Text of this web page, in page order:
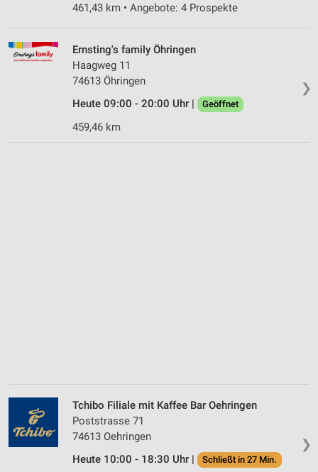
461,43 km • Angebote: 4 Prospekte
❯
Ernsting's family Öhringen
Haagweg 11
74613 Öhringen
Heute 09:00 - 20:00 Uhr |
Geöffnet
459,46 km
❯
Tchibo Filiale mit Kaffee Bar Oehringen
Poststrasse 71
74613 Oehringen
Heute 10:00 - 18:30 Uhr |
Schließt in 27 Min.